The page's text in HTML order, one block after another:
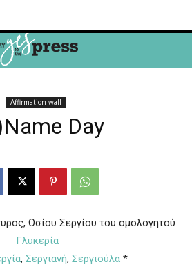
Affirmation wall
Day
Οσίου Σεργίου του ομολογητού
Γλυκερία
, Σεργιανή, Σεργιούλα*